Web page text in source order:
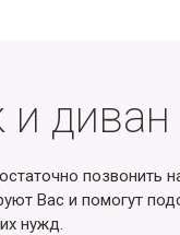
и
позвонить
Вас и помогут
нужд.